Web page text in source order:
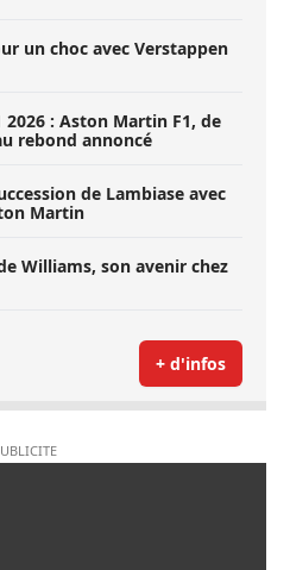
un choc avec Verstappen
2026 : Aston Martin F1, de
rebond annoncé
de Lambiase avec
Martin
Williams, son avenir chez
+ d'infos